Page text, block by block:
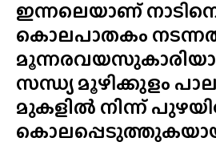
ഇന്നലെയാണ്
കൊലപാതകം
സന്ധ്യ മൂഴിക്കുളം
മുകളിൽ നിന്ന്